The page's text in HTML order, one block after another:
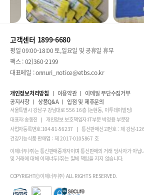
고객센터 1899-6680
평일 09:00-18:00 토,일요일 및 공휴일 휴무
팩스 : 02)360-2199
대표메일 : onnuri_notice@etbs.co.kr
개인정보처리방침 이용약관
이메일 무단수집거부
공지사항
상품Q&A 입점 및 제휴문의
서울특별시 강남구 강남대로 556 16층 (논현동, 이투데이빌딩)
대표자:송동진
개인정보 보호책임자:IT부문 박정용 부문장
사업자등록번호:104-81-56237
통신판매신고번호 : 제 강남-
건강기능식품 판매업 : 제 2017-0105867 호
이제너두(주)는 통신판매중개자이며 통신판매의 거래 당사자가 아닙
및 거래에 대해 이제너두(주)는 일체 책임을 지지 않습니다.
COPYRIGHTⒸ이제너두(주) ALL RIGHTS RESERVED.